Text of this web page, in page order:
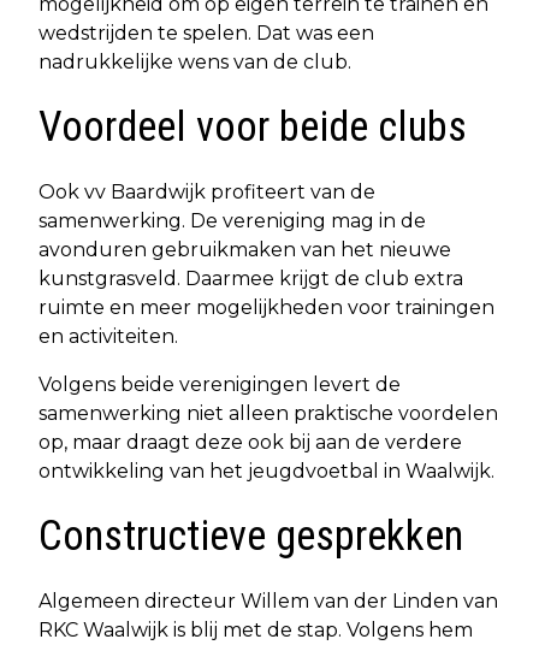
wedstrijden te spelen. Dat was een
nadrukkelijke wens van de club.
Voordeel voor beide clubs
Ook vv Baardwijk profiteert van de
samenwerking. De vereniging mag in de
avonduren gebruikmaken van het nieuwe
kunstgrasveld. Daarmee krijgt de club extra
ruimte en meer mogelijkheden voor trainingen
en activiteiten.
Volgens beide verenigingen levert de
samenwerking niet alleen praktische voordelen
op, maar draagt deze ook bij aan de verdere
ontwikkeling van het jeugdvoetbal in Waalwijk.
Constructieve gesprekken
Algemeen directeur Willem van der Linden van
RKC Waalwijk is blij met de stap. Volgens hem